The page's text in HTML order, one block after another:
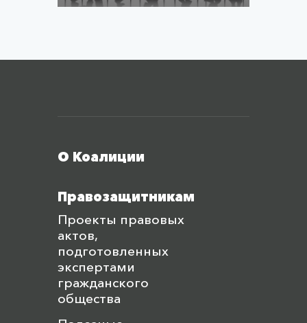
О Коалиции
Правозащитникам
Проекты правовых
актов,
подготовленных
экспертами
гражданского
общества